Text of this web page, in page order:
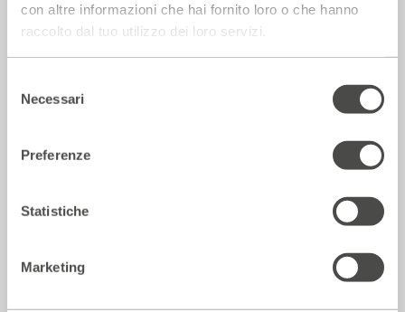
con altre informazioni che hai fornito loro o che hanno
raccolto dal tuo utilizzo dei loro servizi.
delNecessari
Preferenze
Statistiche
Marketing
Rassegna Stampa
Corriere della sera – Io, tra Ferragni e